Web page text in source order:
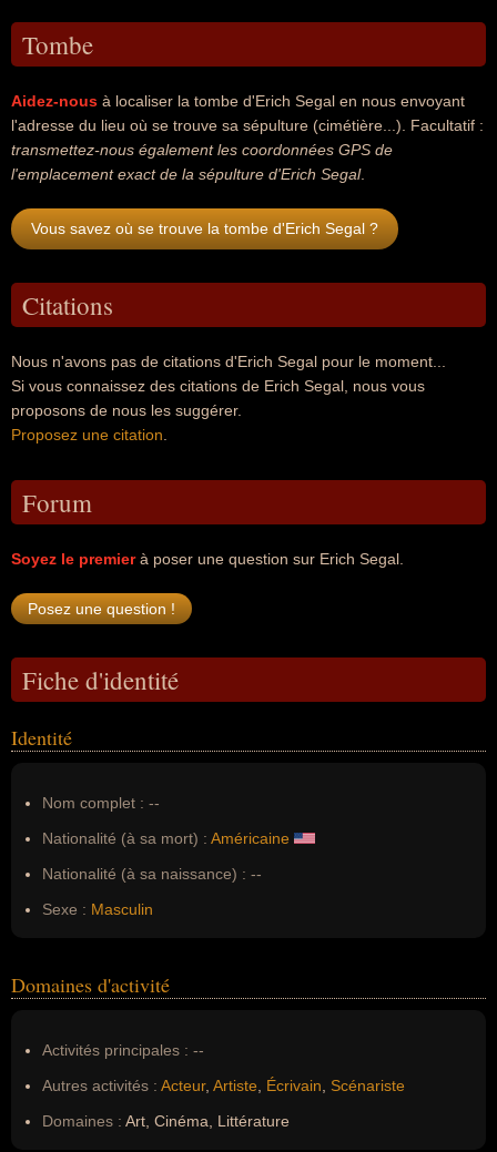
Tombe
Aidez-nous à localiser la tombe d'Erich Segal en nous envoyant
l'adresse du lieu où se trouve sa sépulture (cimétière...). Facultatif :
transmettez-nous également les coordonnées GPS de
l'emplacement exact de la sépulture d'Erich Segal.
Vous savez où se trouve la tombe d'Erich Segal ?
Citations
Nous n'avons pas de citations d'Erich Segal pour le moment...
Si vous connaissez des citations de Erich Segal, nous vous
proposons de nous les suggérer.
Proposez une citation
Forum
Soyez le premierà poser une question sur Erich Segal.
Fiche d'identité
Identité
Nom complet : --
Nationalité (à sa mort) : Américaine
Nationalité (à sa naissance) : --
Sexe : Masculin
Domaines d'activité
Activités principales : --
Autres activités : Acteur, Artiste Écrivain
Scénariste
Domaines : Art, Cinéma, Littérature